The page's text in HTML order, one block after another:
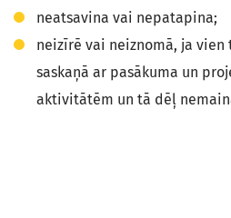
neatsavina vai nepatapina;
neizīrē vai neiznomā, ja vien
saskaņā ar pasākuma un
aktivitātēm un tā dēļ